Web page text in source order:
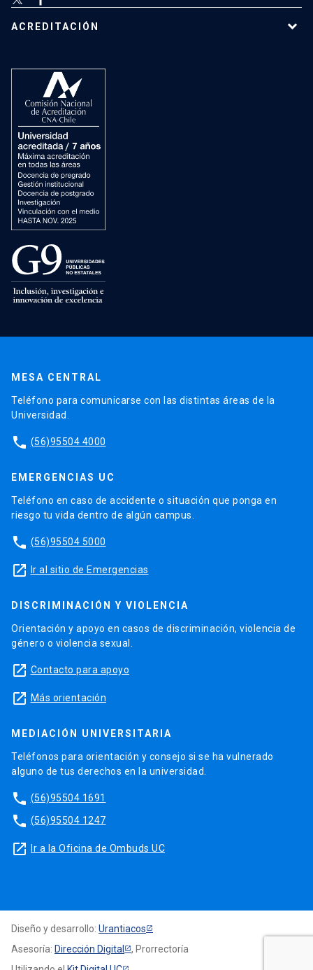
ACREDITACIÓN
MESA CENTRAL
Teléfono para comunicarse con las distintas áreas de la
Universidad.
phone (56)95504 4000
EMERGENCIAS UC
Teléfono en caso de accidente o situación que ponga en
riesgo tu vida dentro de algún campus.
phone (56)95504 5000
launch Ir al sitio de Emergencias
DISCRIMINACIÓN Y VIOLENCIA
Orientación y apoyo en casos de discriminación, violencia de
género o violencia sexual.
launch Contacto para apoyo
launch Más orientación
MEDIACIÓN UNIVERSITARIA
Teléfonos para orientación y consejo si se ha vulnerado
alguno de tus derechos en la universidad.
phone (56)95504 1691
phone (56)95504 1247
launch Ir a la Oficina de Ombuds UC
Diseño y desarrollo: Urantiacos
Asesoría: Dirección Digital
, Prorrectoría